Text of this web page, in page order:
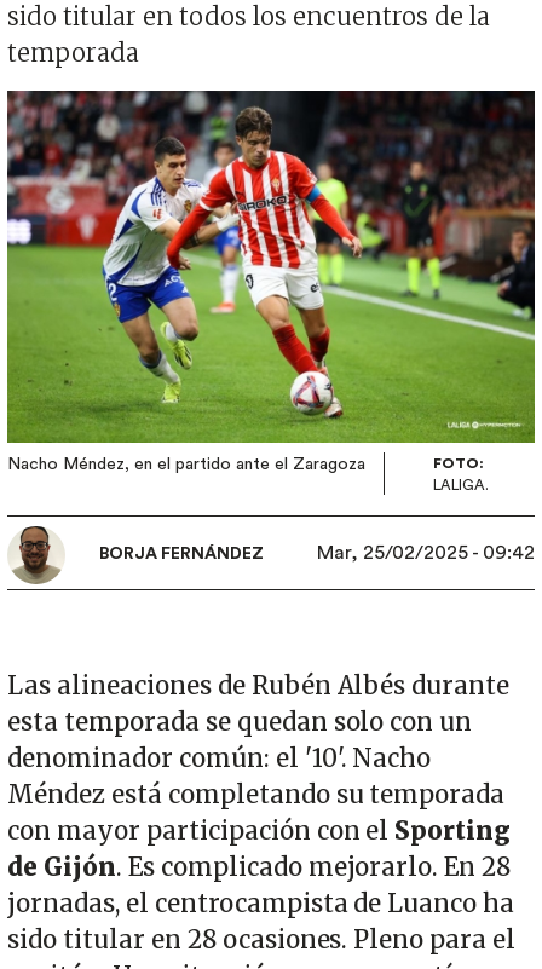
sido titular en todos los encuentros de la
temporada
Imagen
Nacho Méndez, en el partido ante el Zaragoza
FOTO:
LALIGA.
BORJA FERNÁNDEZ Mar, 25/02/2025 - 09:42
Las alineaciones de Rubén Albés durante
esta temporada se quedan solo con un
denominador común: el '10'. Nacho
Méndez está completando su temporada
con mayor participación con el Sporting
de Gijón. Es complicado mejorarlo. En 28
jornadas, el centrocampista de Luanco ha
sido titular en 28 ocasiones. Pleno para el